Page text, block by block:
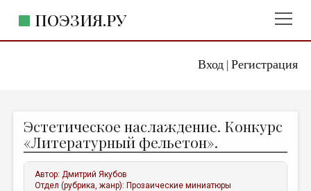
Вход| Регистрация
ПОЭЗИЯ.РУ
ЖАНРЫ
АВТОРЫ
КОММЕНТАРИИ
Эстетическое наслаждение. Конкурс
«Литературный фельетон».
Автор:Дмитрий Якубов
Отдел (рубрика, жанр): Прозаические миниатюры